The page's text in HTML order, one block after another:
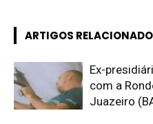
ARTIGOS
Ex-
com a
Juazeiro